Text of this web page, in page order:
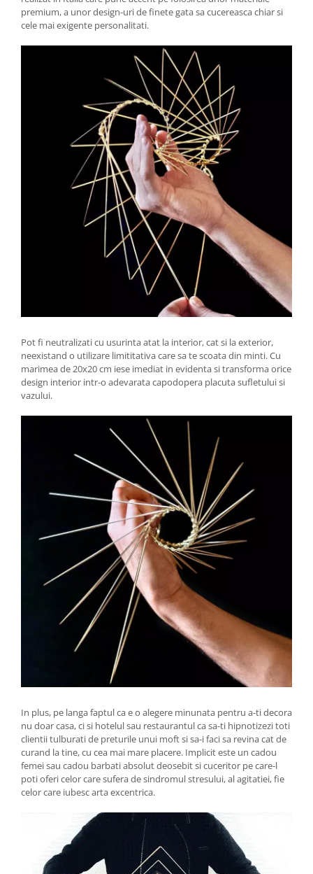
premium, a unor design-uri de finete gata sa cucereasca chiar si
cele mai exigente personalitati.
Pot fi neutralizati cu usurinta atat la interior, cat si la exterior,
neexistand o utilizare limititativa care sa te scoata din minti. Cu
marimea de 20x20 cm iese imediat in evidenta si transforma orice
design interior intr-o adevarata capodopera placuta sufletului si
vazului.
In plus, pe langa faptul ca e o alegere minunata pentru a-ti decora
nu doar casa, ci si hotelul sau restaurantul ca sa-ti hipnotizezi toti
clientii tulburati de preturile unui moft si sa-i faci sa revina cat de
curand la tine, cu cea mai mare placere. Implicit este un cadou
femei sau cadou barbati absolut deosebit si cuceritor pe care-l
poti oferi celor care sufera de sindromul stresului, al agitatiei, fie
celor care iubesc arta excentrica.